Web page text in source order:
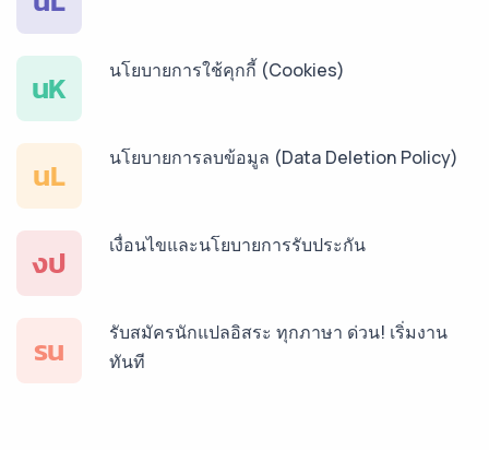
บริการรับแปลภาษาเวียดนาม ราคาเริ่มต้น 150฿
บริการรับแปลภาษาฝรั่งเศส ราคาเริ่มต้น 150฿
บริการรับแปลภาษาสเปน ราคาเริ่มต้น 150฿
บริการรับแปลภาษาเยอรมัน ราคาเริ่มต้น 150฿
นK นโยบายการใช้คุกกี้ (Cookies)
นL นโยบายการลบข้อมูล (Data Deletion Policy)
งป เงื่อนไขและนโยบายการรับประกัน
รน
รับสมัครนักแปลอิสระ ทุกภาษา ด่วน! เริ่มงาน
ทันที